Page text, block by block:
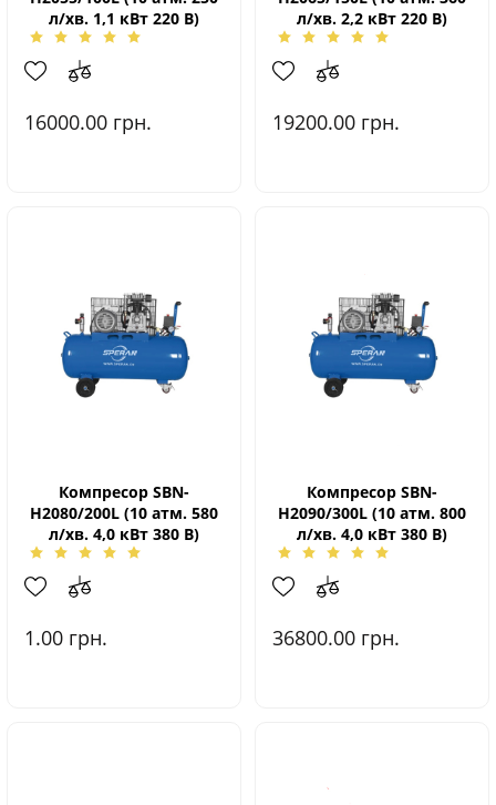
л/хв. 1,1 кВт 220 В)
16000.00 грн.
л/хв. 2,2 кВт 220 В)
19200.00 грн.
Компресор SBN-
Н2080/200L (10 атм. 580
л/хв. 4,0 кВт 380 В)
1.00 грн.
Компресор SBN-
Н2090/300L (10 атм. 800
л/хв. 4,0 кВт 380 В)
36800.00 грн.